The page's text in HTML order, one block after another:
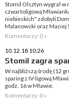
Stomil Olsztyn wygrał w
czwartoligową
niebieskich" zdobyli
Malanowski oraz Maciej
Komentarzy: 0 »
10.12.18 10:26
Stomil zagra
W najbliższą środę (12
sparing z IV-ligową
godz. 16 w Mławie.
Komentarzy: 0 »